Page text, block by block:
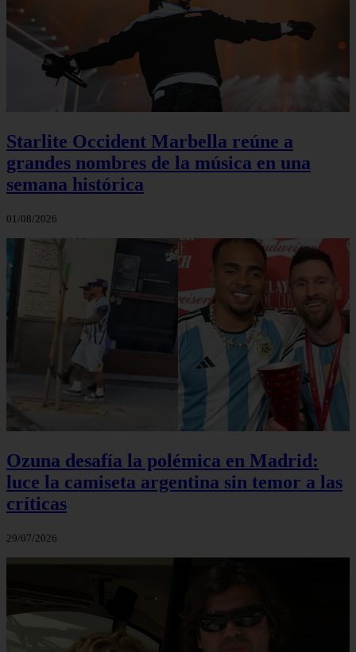
Starlite Occident Marbella reúne a
grandes nombres de la música en una
semana histórica
01/08/2026
Ozuna desafía la polémica en Madrid:
luce la camiseta argentina sin temor a las
críticas
29/07/2026